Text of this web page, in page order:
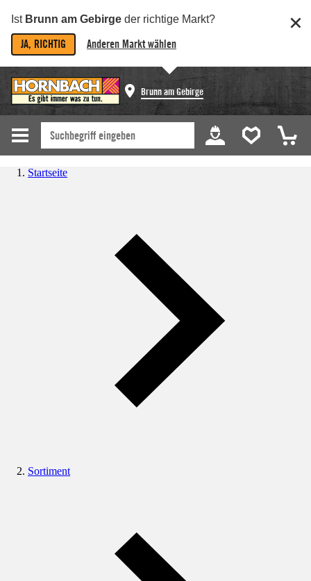
Ist Brunn am Gebirge der richtige Markt?
JA, RICHTIG Anderen Markt wählen
Brunn am Gebirge
Startseite
Sortiment